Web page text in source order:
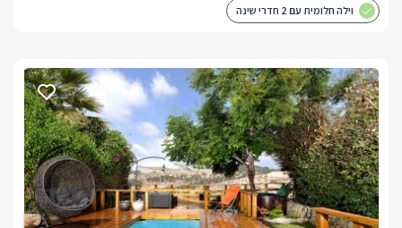
וילה חלומית עם 2 חדרי שינה